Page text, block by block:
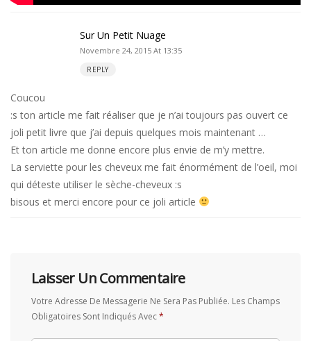
Sur Un Petit Nuage
Novembre 24, 2015 At 13:35
REPLY
Coucou
:s ton article me fait réaliser que je n’ai toujours pas ouvert ce
joli petit livre que j’ai depuis quelques mois maintenant …
Et ton article me donne encore plus envie de m’y mettre.
La serviette pour les cheveux me fait énormément de l’oeil, moi
qui déteste utiliser le sèche-cheveux :s
bisous et merci encore pour ce joli article
Laisser Un Commentaire
Votre Adresse De Messagerie Ne Sera Pas Publiée. Les Champs
Obligatoires Sont Indiqués Avec*